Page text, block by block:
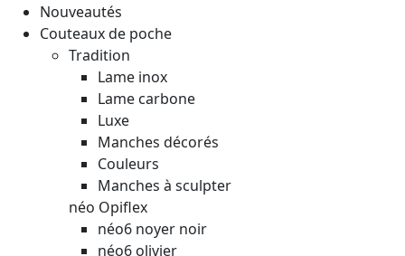
Nouveautés
Couteaux de poche
Tradition
Lame inox
Lame carbone
Luxe
Manches décorés
Couleurs
Manches à sculpter
néo Opiflex
néo6 noyer noir
néo6 olivier